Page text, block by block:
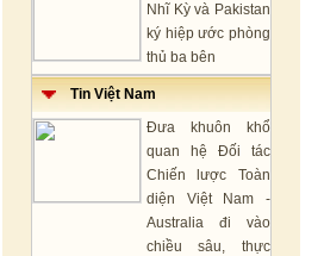
Nhĩ Kỳ và Pakistan
ký hiệp ước phòng
thủ ba bên
Tin Việt Nam
Đưa khuôn khổ
quan hệ Đối tác
Chiến lược Toàn
diện Việt Nam -
Australia đi vào
chiều sâu, thực